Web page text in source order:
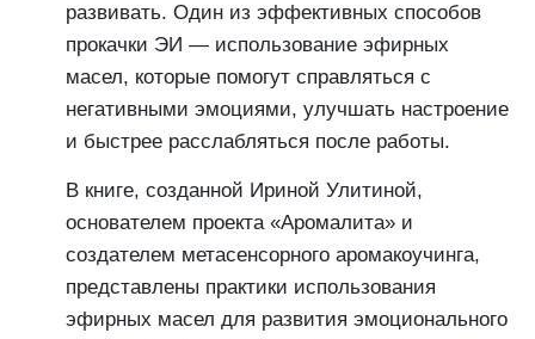
развивать. Один из эффективных способов
прокачки ЭИ — использование эфирных
масел, которые помогут справляться с
негативными эмоциями, улучшать настроение
и быстрее расслабляться после работы.
В книге, созданной Ириной Улитиной,
основателем проекта «Аромалита» и
создателем метасенсорного аромакоучинга,
представлены практики использования
эфирных масел для развития эмоционального